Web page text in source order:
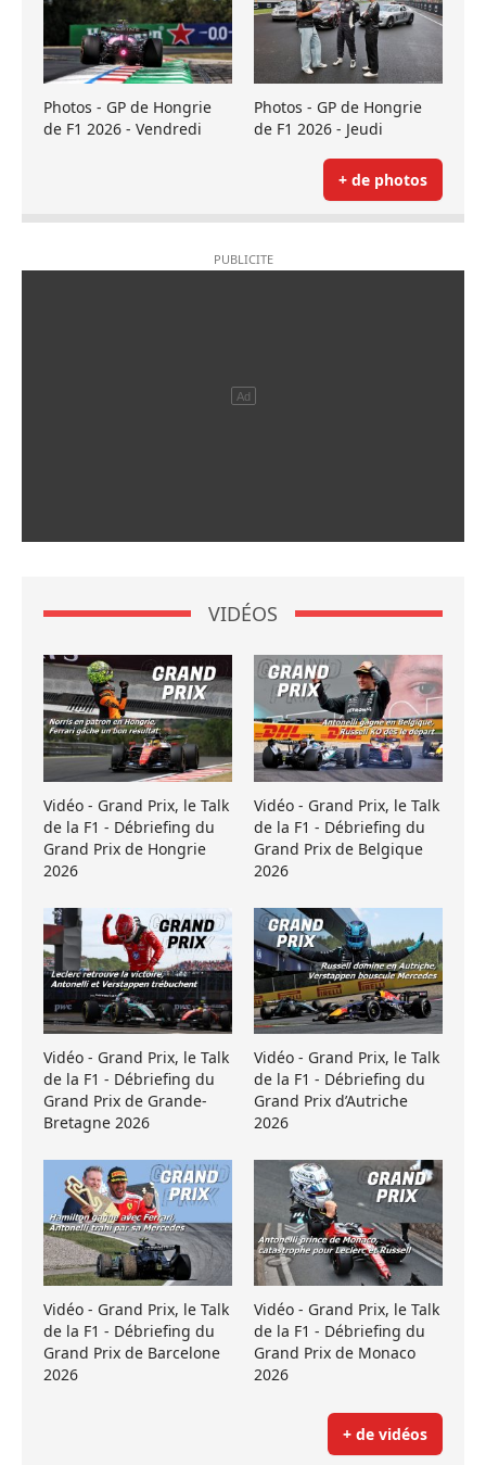
Photos - GP de Hongrie
de F1 2026 - Vendredi
Photos - GP de Hongrie
de F1 2026 - Jeudi
+ de photos
VIDÉOS
Vidéo - Grand Prix, le Talk
de la F1 - Débriefing du
Grand Prix de Hongrie
2026
Vidéo - Grand Prix, le Talk
de la F1 - Débriefing du
Grand Prix de Belgique
2026
Vidéo - Grand Prix, le Talk
de la F1 - Débriefing du
Grand Prix de Grande-
Bretagne 2026
Vidéo - Grand Prix, le Talk
de la F1 - Débriefing du
Grand Prix d’Autriche
2026
Vidéo - Grand Prix, le Talk
de la F1 - Débriefing du
Grand Prix de Barcelone
2026
Vidéo - Grand Prix, le Talk
de la F1 - Débriefing du
Grand Prix de Monaco
2026
+ de vidéos